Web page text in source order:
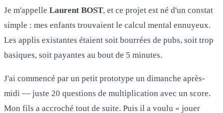
Je m'appelle Laurent BOST, et ce projet est né d'un constat
simple : mes enfants trouvaient le calcul mental ennuyeux.
Les applis existantes étaient soit bourrées de pubs, soit trop
basiques, soit payantes au bout de 5 minutes.
J'ai commencé par un petit prototype un dimanche après-
midi — juste 20 questions de multiplication avec un score.
Mon fils a accroché tout de suite. Puis il a voulu « jouer